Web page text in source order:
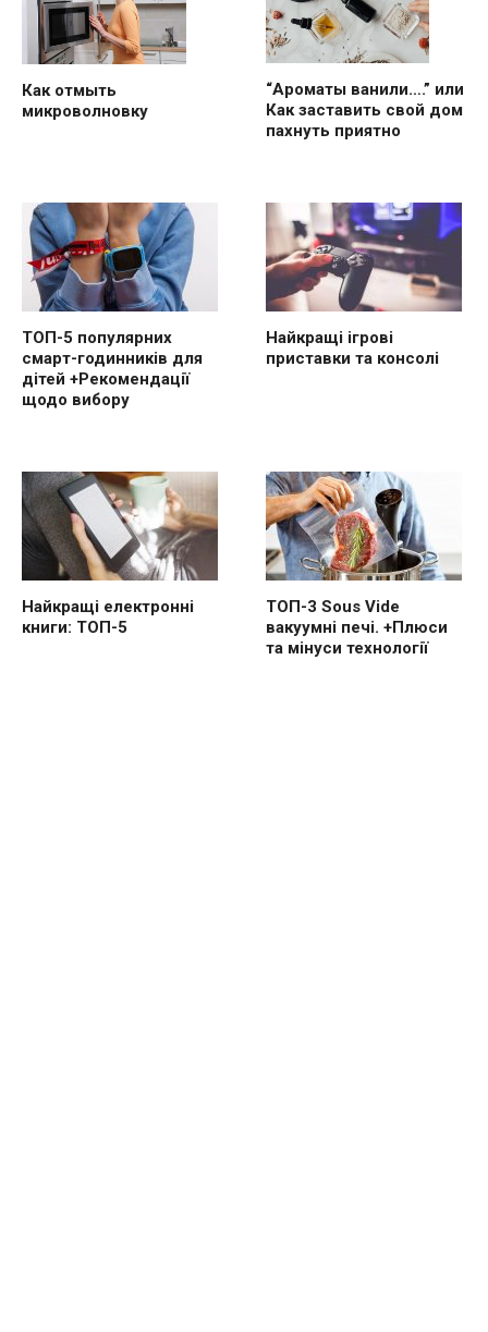
Как отмыть
микроволновку
“Ароматы ванили….” или
Как заставить свой дом
пахнуть приятно
ТОП-5 популярних
смарт-годинників для
дітей +Рекомендації
щодо вибору
Найкращі ігрові
приставки та консолі
Найкращі електронні
книги: ТОП-5
ТОП-3 Sous Vide
вакуумні печі. +Плюси
та мінуси технології